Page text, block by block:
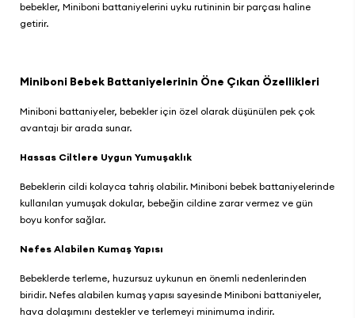
bebekler, Miniboni battaniyelerini uyku rutininin bir parçası haline
getirir.
Miniboni Bebek Battaniyelerinin Öne Çıkan Özellikleri
Miniboni battaniyeler, bebekler için özel olarak düşünülen pek çok
avantajı bir arada sunar.
Hassas Ciltlere Uygun Yumuşaklık
Bebeklerin cildi kolayca tahriş olabilir. Miniboni bebek battaniyelerinde
kullanılan yumuşak dokular, bebeğin cildine zarar vermez ve gün
boyu konfor sağlar.
Nefes Alabilen Kumaş Yapısı
Bebeklerde terleme, huzursuz uykunun en önemli nedenlerinden
biridir. Nefes alabilen kumaş yapısı sayesinde Miniboni battaniyeler,
hava dolaşımını destekler ve terlemeyi minimuma indirir.